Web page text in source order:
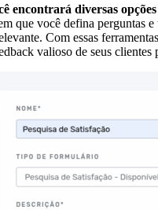
diversas
que você defina perguntas
Com essas
valioso de seus